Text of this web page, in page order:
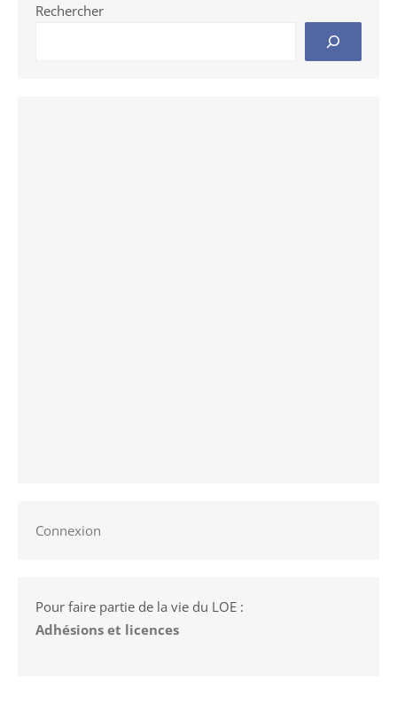
Rechercher
Connexion
Pour faire partie de la vie du LOE :
Adhésions et licences